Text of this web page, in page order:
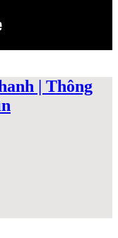
| Thông